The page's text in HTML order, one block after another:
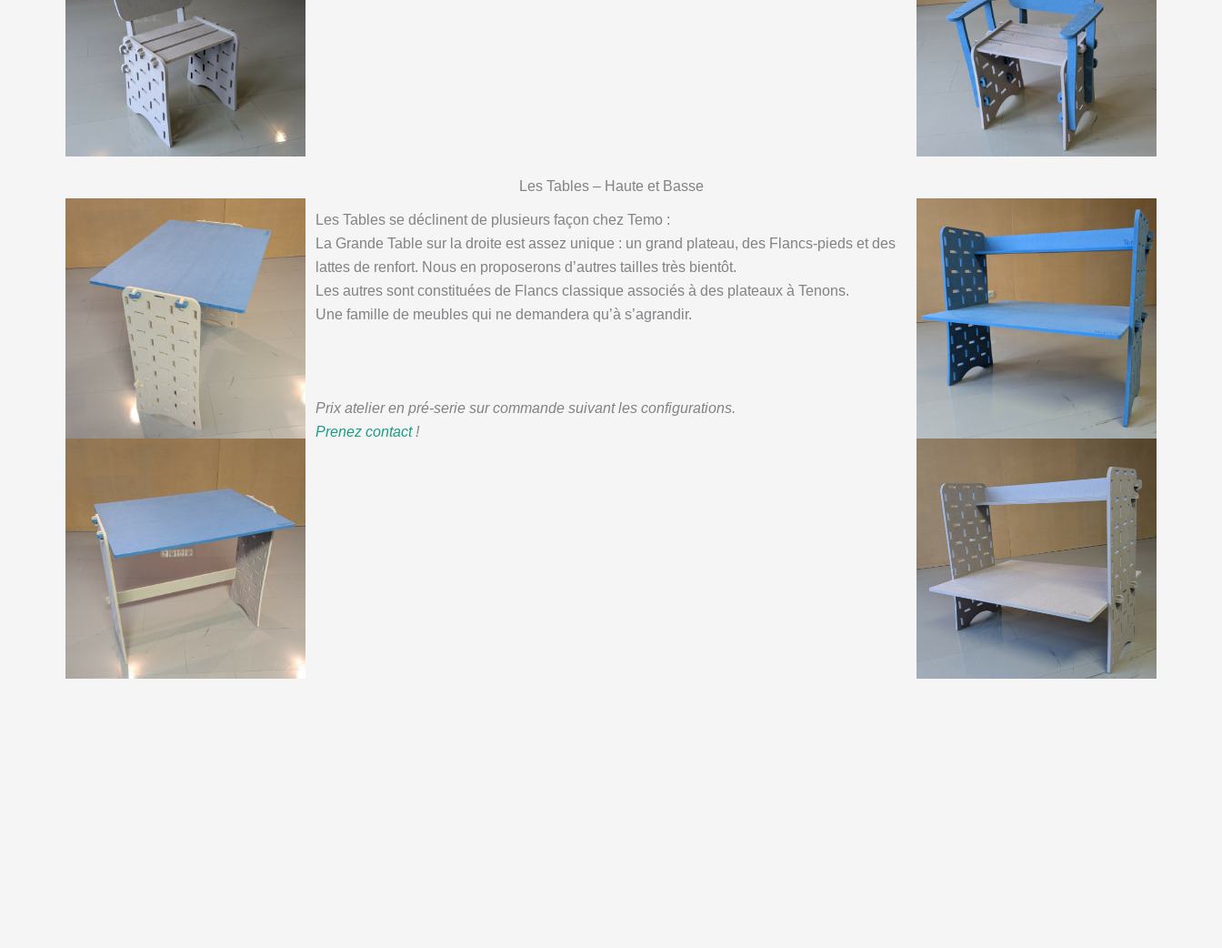
Les Tables – Haute et Basse
Les Tables se déclinent de plusieurs façon chez Temo :
La Grande Table sur la droite est assez unique : un grand plateau, des Flancs-pieds et des
lattes de renfort. Nous en proposerons d’autres tailles très bientôt.
Les autres sont constituées de Flancs classique associés à des plateaux à Tenons.
Une famille de meubles qui ne demandera qu’à s’agrandir.
Prix atelier en pré-serie sur commande suivant les configurations.
Prenez contact !